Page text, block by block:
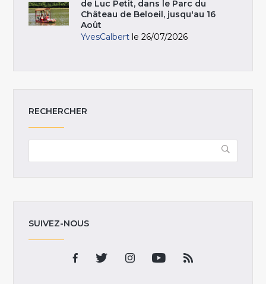
de Luc Petit, dans le Parc du
Château de Beloeil, jusqu'au 16
Août
YvesCalbert le 26/07/2026
RECHERCHER
SUIVEZ-NOUS